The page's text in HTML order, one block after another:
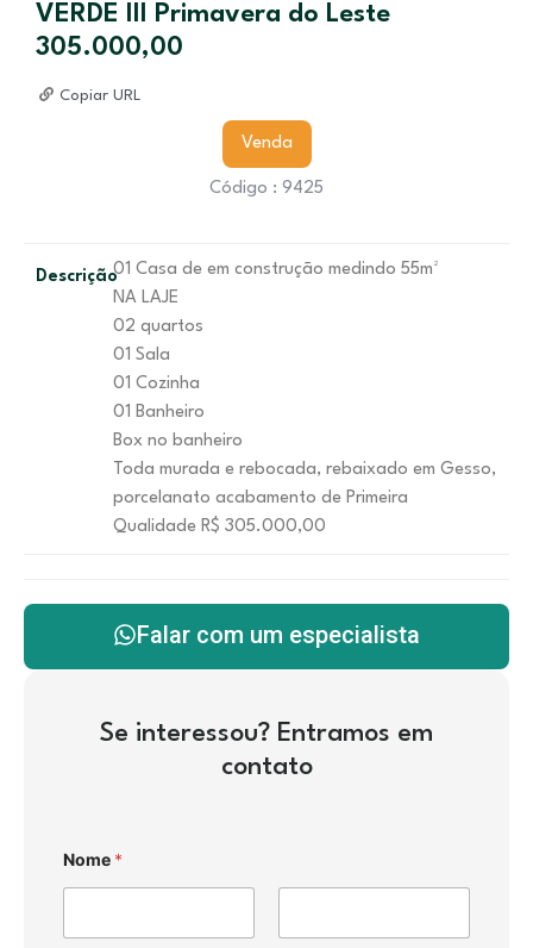
VERDE III Primavera do Leste
305.000,00
Copiar URL
Venda
Código : 9425
Descrição01 Casa de em construção medindo 55m²
NA LAJE
02 quartos
01 Sala
01 Cozinha
01 Banheiro
Box no banheiro
Toda murada e rebocada, rebaixado em Gesso,
porcelanato acabamento de Primeira
Qualidade R$ 305.000,00
Falar com um especialista
Se interessou? Entramos em
contato
Nome *